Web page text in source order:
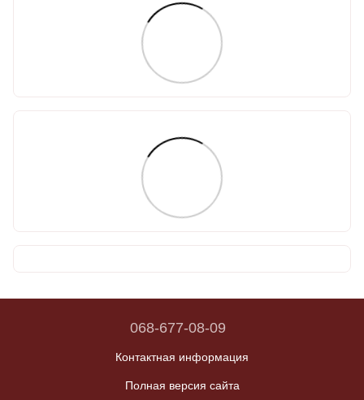
068-677-08-09
Контактная информация
Полная версия сайта